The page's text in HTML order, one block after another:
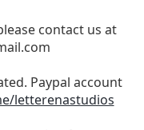
contact us at
Paypal account
letterenastudios